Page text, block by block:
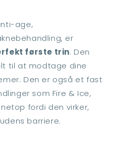
age,
er
første trin. Den
til at modtage dine
Den er også et fast
som Fire & Ice,
fordi den virker,
barriere.